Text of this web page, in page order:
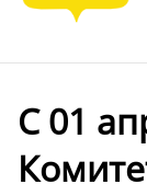
С 01